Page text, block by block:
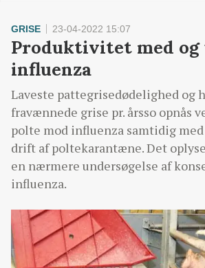
GRISE 23-04-2022 15:07
Produktivitet med og
influenza
Laveste pattegrisedødelighed og
fravænnede grise pr. årsso opnås
polte mod influenza samtidig
drift af poltekarantæne. Det
en nærmere undersøgelse af
influenza.